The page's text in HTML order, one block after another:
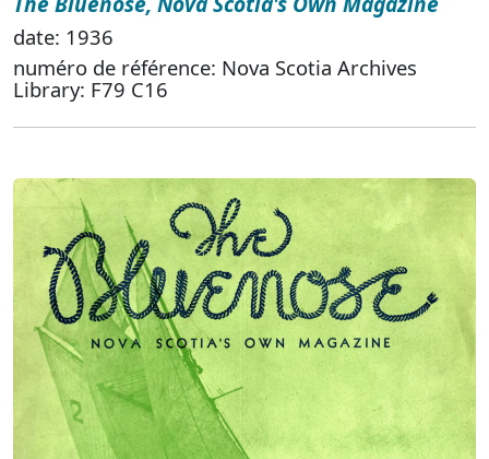
date: 1936
numéro de référence: Nova Scotia Archives
Library: F79 C16